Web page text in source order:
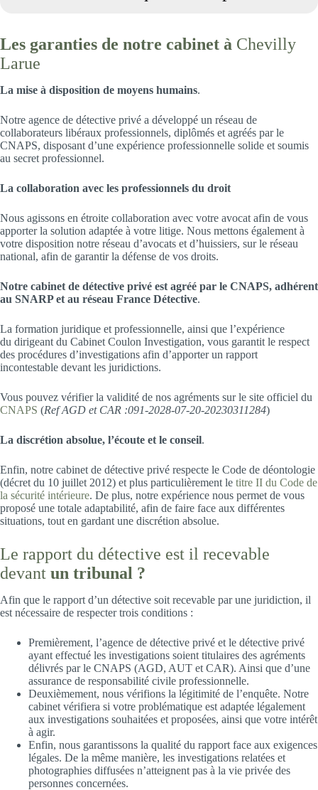
Les garanties de notre cabinet à Chevilly
Larue
La mise à disposition de moyens humains.
Notre agence de détective privé a développé un réseau de
collaborateurs libéraux professionnels, diplômés et agréés par le
CNAPS, disposant d’une expérience professionnelle solide et soumis
au secret professionnel.
La collaboration avec les professionnels du droit
Nous agissons en étroite collaboration avec votre avocat afin de vous
apporter la solution adaptée à votre litige. Nous mettons également à
votre disposition notre réseau d’avocats et d’huissiers, sur le réseau
national, afin de garantir la défense de vos droits.
Notre cabinet de détective privé est agréé par le CNAPS, adhérent
au SNARP et au réseau France Détective.
La formation juridique et professionnelle, ainsi que l’expérience
du dirigeant du Cabinet Coulon Investigation, vous garantit le respect
des procédures d’investigations afin d’apporter un rapport
incontestable devant les juridictions.
Vous pouvez vérifier la validité de nos agréments sur le site officiel du
CNAPS (Ref AGD et CAR :091-2028-07-20-20230311284)
La discrétion absolue, l’écoute et le conseil.
Enfin, notre cabinet de détective privé respecte le Code de déontologie
(décret du 10 juillet 2012) et plus particulièrement le titre II du Code de
la sécurité intérieure. De plus, notre expérience nous permet de vous
proposé une totale adaptabilité, afin de faire face aux différentes
situations, tout en gardant une discrétion absolue.
Le rapport du détective est il recevable
devant un tribunal ?
Afin que le rapport d’un détective soit recevable par une juridiction, il
est nécessaire de respecter trois conditions :
Premièrement, l’agence de détective privé et le détective privé
ayant effectué les investigations soient titulaires des agréments
délivrés par le CNAPS (AGD, AUT et CAR). Ainsi que d’une
assurance de responsabilité civile professionnelle.
Deuxièmement, nous vérifions la légitimité de l’enquête. Notre
cabinet vérifiera si votre problématique est adaptée légalement
aux investigations souhaitées et proposées, ainsi que votre intérêt
à agir.
Enfin, nous garantissons la qualité du rapport face aux exigences
légales. De la même manière, les investigations relatées et
photographies diffusées n’atteignent pas à la vie privée des
personnes concernées.